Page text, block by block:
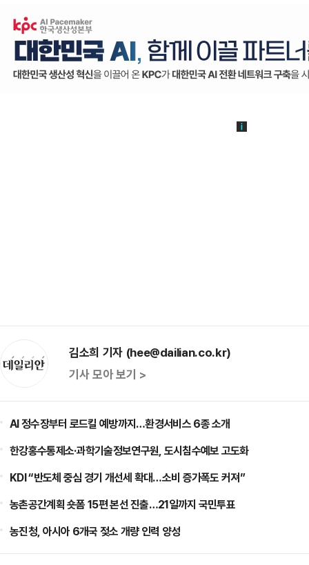
김소희 기자 (hee@dailian.co.kr)
기사 모아 보기 >
AI 정수장부터 로드킬 예방까지…환경서비스 6종 소개
한강홍수통제소·과학기술정보연구원, 도시침수예보 고도화
KDI “반도체 중심 경기 개선세 확대…소비 증가폭도 커져”
농촌공간계획 숏폼 15편 본선 진출…21일까지 국민투표
농진청, 아시아 6개국 젖소 개량 인력 양성